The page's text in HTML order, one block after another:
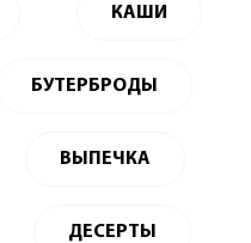
КАШИ
БУТЕРБРОДЫ
ВЫПЕЧКА
ДЕСЕРТЫ